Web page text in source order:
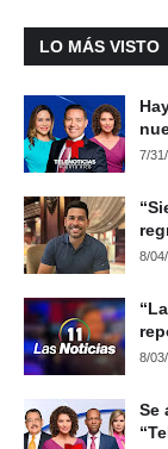
LO MÁS VISTO
7/
8/
8/
Se